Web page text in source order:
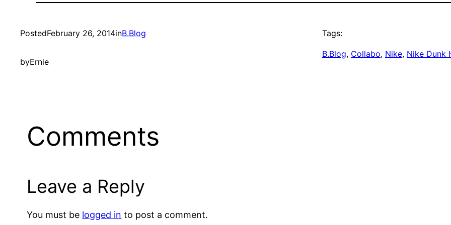
PostedFebruary 26, 2014inB.Blog
byErnie
Tags:
B.Blog, Collabo, Nike, Nike Dunk
Comments
Leave a Reply
You must be logged in to post a comment.